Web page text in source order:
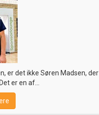
er det ikke Søren Madsen, der
er en af…